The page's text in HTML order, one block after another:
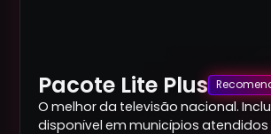
Pacote Lite Plus
O melhor da televisão nacional.
disponível em municípios atendidos